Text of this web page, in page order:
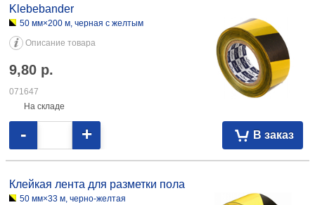
Klebebander
50 мм×200 м, черная с желтым
Описание товара
9,80 р.
071647
На складе
В заказ
- +
Клейкая лента для разметки пола
50 мм×33 м, черно-желтая